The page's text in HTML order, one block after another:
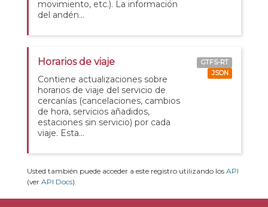
movimiento, etc.). La información
del andén...
Horarios de viaje
Contiene actualizaciones sobre
horarios de viaje del servicio de
cercanías (cancelaciones, cambios
de hora, servicios añadidos,
estaciones sin servicio) por cada
viaje. Esta...
GTFS-RT
JSON
Usted también puede acceder a este registro utilizando los API
(ver API Docs).